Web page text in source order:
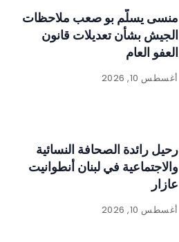
منسى يسلّم بو صعب ملاحظات
الجيش بشأن تعديلات قانون
العفو العام
أغسطس 10, 2026
رحيل رائدة الصحافة النسائية
والاجتماعية في لبنان أنطوانيت
عازار
أغسطس 10, 2026